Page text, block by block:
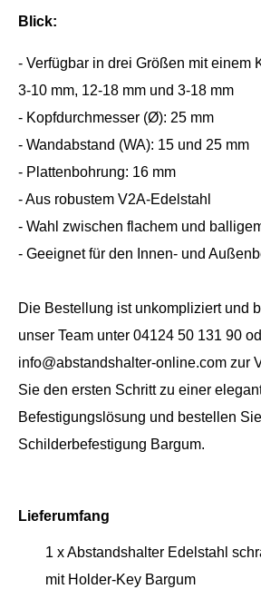
Blick:
- Verfügbar in drei Größen mit einem
3-10 mm, 12-18 mm und 3-18 mm
- Kopfdurchmesser (Ø): 25 mm
- Wandabstand (WA): 15 und 25 mm
- Plattenbohrung: 16 mm
- Aus robustem V2A-Edelstahl
- Wahl zwischen flachem und
- Geeignet für den Innen- und
Die Bestellung ist unkompliziert und
unser Team unter 04124 50 131 90
info@abstandshalter-online.com zur
Sie den ersten Schritt zu einer
Befestigungslösung und bestellen
Schilderbefestigung Bargum.
Lieferumfang
1 x Abstandshalter Edelstahl
mit Holder-Key Bargum